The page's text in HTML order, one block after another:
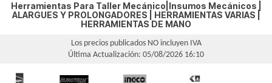
Herramientas Para Taller Mecánico|Insumos Mecánicos |
ALARGUES Y PROLONGADORES
HERRAMIENTAS VARIAS
HERRAMIENTAS DE MANO
Los precios publicados NO incluyen IVA
Última Actualización: 05/08/2026 16:10